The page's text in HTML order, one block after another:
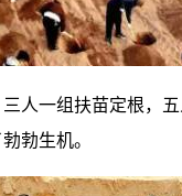
人一组扶苗定根，
勃生机。